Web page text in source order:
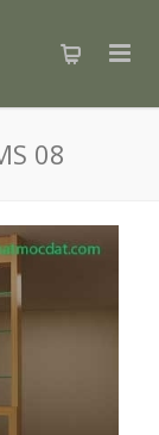
08